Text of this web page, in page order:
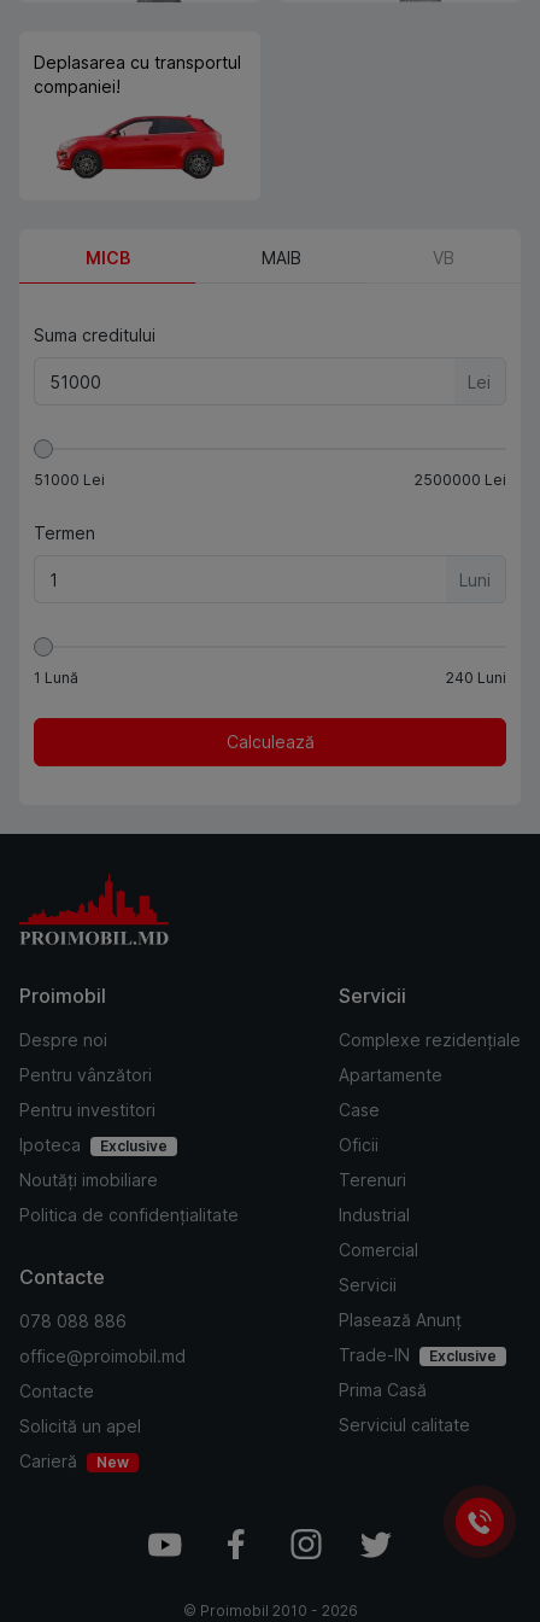
Deplasarea cu transportul
companiei!
MICB MAIB VB
Suma creditului
Lei
51000 Lei 2500000 Lei
Termen
Luni
1 Lună 240 Luni
Calculează
Proimobil
Despre noi
Pentru vânzători
Pentru investitori
Ipoteca
Exclusive
Noutăți imobiliare
Politica de confidențialitate
Servicii
Complexe rezidențiale
Apartamente
Case
Oficii
Terenuri
Industrial
Comercial
Servicii
Plasează Anunț
Trade-IN
Exclusive
Prima Casă
Serviciul calitate
Contacte
078 088 886
office@proimobil.md
Contacte
Solicită un apel
Carieră
New
© Proimobil 2010 - 2026